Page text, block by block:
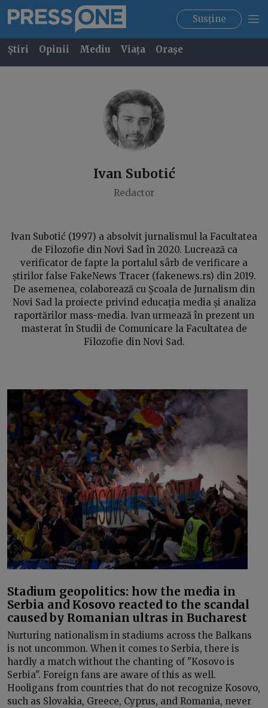
Susține
Știri Opinii Mediu Viața Orașe
Ivan Subotić
Redactor
Ivan Subotić (1997) a absolvit jurnalismul la Facultatea
de Filozofie din Novi Sad în 2020. Lucrează ca
verificator de fapte la portalul sârb de verificare a
știrilor false FakeNews Tracer (fakenews.rs) din 2019.
De asemenea, colaborează cu Școala de Jurnalism din
Novi Sad la proiecte privind educația media și analiza
raportărilor mass-media. Ivan urmează în prezent un
masterat în Studii de Comunicare la Facultatea de
Filozofie din Novi Sad.
Stadium geopolitics: how the media in
Serbia and Kosovo reacted to the scandal
caused by Romanian ultras in Bucharest
Nurturing nationalism in stadiums across the Balkans
is not uncommon. When it comes to Serbia, there is
hardly a match without the chanting of "Kosovo is
Serbia". Foreign fans are aware of this as well.
Hooligans from countries that do not recognize Kosovo,
such as Slovakia, Greece, Cyprus, and Romania, never